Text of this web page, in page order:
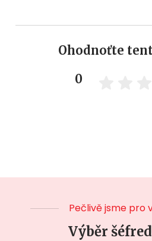
Ohodnoťte
0
Pečlivě jsme pro
Výběr